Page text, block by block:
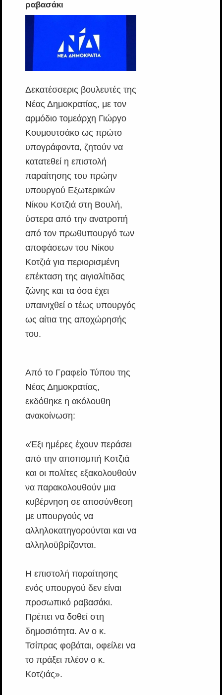
ραβασάκι
Δεκατέσσερις βουλευτές της
Νέας Δημοκρατίας, με τον
αρμόδιο τομεάρχη Γιώργο
Κουμουτσάκο ως πρώτο
υπογράφοντα, ζητούν να
κατατεθεί η επιστολή
παραίτησης του πρώην
υπουργού Εξωτερικών
Νίκου Κοτζιά στη Βουλή,
ύστερα από την ανατροπή
από τον πρωθυπουργό των
αποφάσεων του Νίκου
Κοτζιά για περιορισμένη
επέκταση της αιγιαλίτιδας
ζώνης και τα όσα έχει
υπαινιχθεί ο τέως υπουργός
ως αίτια της αποχώρησής
του.
Από το Γραφείο Τύπου της
Νέας Δημοκρατίας,
εκδόθηκε η ακόλουθη
ανακοίνωση:
«Έξι ημέρες έχουν περάσει
από την αποπομπή Κοτζιά
και οι πολίτες εξακολουθούν
να παρακολουθούν μια
κυβέρνηση σε αποσύνθεση
με υπουργούς να
αλληλοκατηγορούνται και να
αλληλοϋβρίζονται.
Η επιστολή παραίτησης
ενός υπουργού δεν είναι
προσωπικό ραβασάκι.
Πρέπει να δοθεί στη
δημοσιότητα. Αν ο κ.
Τσίπρας φοβάται, οφείλει να
το πράξει πλέον ο κ.
Κοτζιάς».